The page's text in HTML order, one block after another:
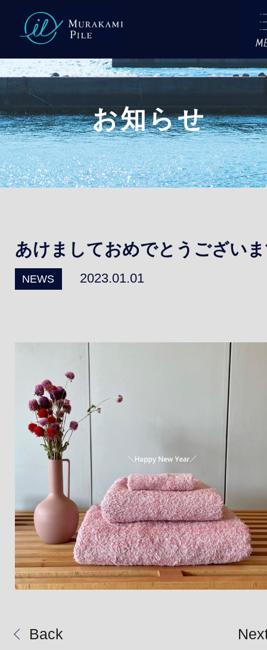
CONCEPT
私たちの想い
村上パイル3つの特長
COMPANY
村上パイルにつ
OEMについて
PRODUCT
お問い合わせ
個人情報保護方針
お知らせ
あけましておめでとうござい
NEWS 2023.01.01
Back